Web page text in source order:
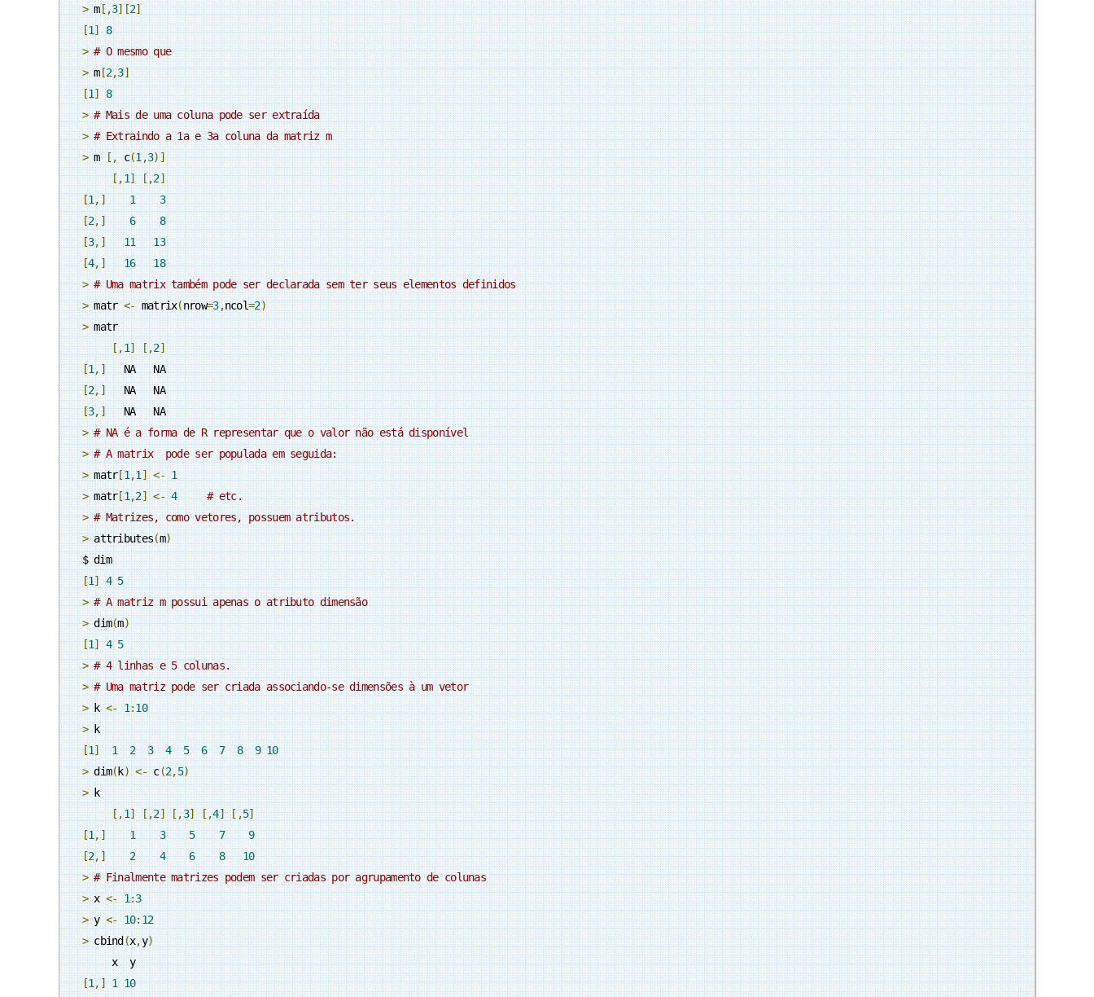
> m[,3][2]
[1] 8
> # O mesmo que
> m[2,3]
[1] 8
> # Mais de uma coluna pode ser extraída
> # Extraindo a 1a e 3a coluna da matriz m
> m [, c(1,3)]
[,1] [,2]
[1,] 1
3
[2,] 6
8
[3,] 11
13
[4,] 16
18
> # Uma matrix também pode ser declarada sem ter seus elementos definidos
> matr <- matrix(nrow=3,ncol=2)
> matr
[,1] [,2]
[1,]
   NA   NA
[2,]
   NA   NA
[3,]
   NA   NA
> # NA é a forma de R representar que o valor não está disponível
> # A matrix  pode ser populada em seguida:
> matr[1,1] <- 1
> matr[1,2] <- 4
# etc.
> # Matrizes, como vetores, possuem atributos.
> attributes(m)
$ dim
[1] 4 5
> # A matriz m possui apenas o atributo dimensão
> dim(m)
[1] 4 5
> # 4 linhas e 5 colunas.
> # Uma matriz pode ser criada associando-se dimensões à um vetor
> k <- 1:10
>
k
[1] 1 2 3 4 5 6 7 8 9 10
> dim(k) <- c(2,5)
> k
[,1] [,2] [,3] [,4] [,5]
[1,] 1 3 5 7
9
[2,] 2 4 6 8
10
> # Finalmente matrizes podem ser criadas por agrupamento de colunas
> x <- 1:3
> y <- 10:12
> cbind(x,y)
     x  y
[1,] 1 10